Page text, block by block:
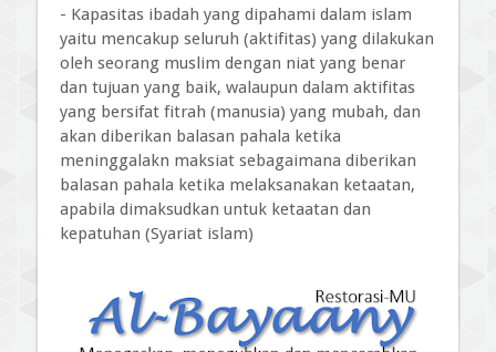
- Kapasitas ibadah yang dipahami dalam islam
yaitu mencakup seluruh (aktifitas) yang dilakukan
oleh seorang muslim dengan niat yang benar
dan tujuan yang baik, walaupun dalam aktifitas
yang bersifat fitrah (manusia) yang mubah, dan
akan diberikan balasan pahala ketika
meninggalakn maksiat sebagaimana diberikan
balasan pahala ketika melaksanakan ketaatan,
apabila dimaksudkan untuk ketaatan dan
kepatuhan (Syariat islam)